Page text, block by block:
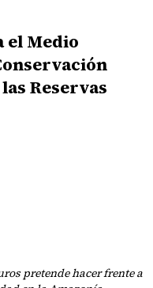
el Medio
Reservas
pretende hacer frente a